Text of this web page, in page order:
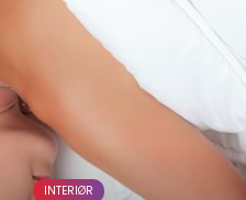
INTERIØR